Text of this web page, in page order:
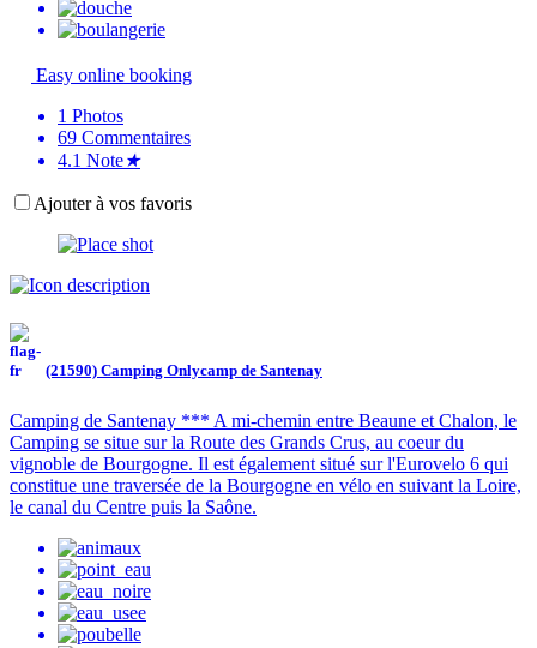
Easy online booking
1 Photos
69 Commentaires
4.1 Note★
Ajouter à vos favoris
(21590) Camping Onlycamp de Santenay
Camping de Santenay *** A mi-chemin entre Beaune et Chalon, le
Camping se situe sur la Route des Grands Crus, au coeur du
vignoble de Bourgogne. Il est également situé sur l'Eurovelo 6 qui
constitue une traversée de la Bourgogne en vélo en suivant la Loire,
le canal du Centre puis la Saône.